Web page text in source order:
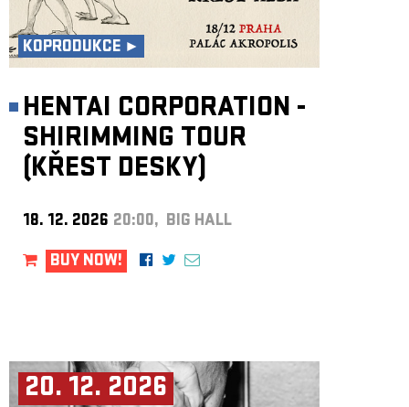
KOPRODUKCE ►
HENTAI CORPORATION -
SHIRIMMING TOUR
(KŘEST DESKY)
18. 12. 2026 20:00, BIG HALL
BUY NOW!
20. 12. 2026